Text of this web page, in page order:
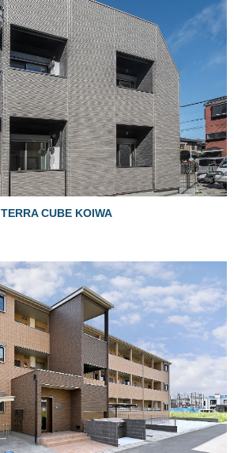
TERRA CUBE KOIWA